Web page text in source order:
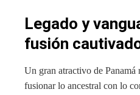
Legado y
fusión
Un gran atractivo de Panamá
fusionar lo ancestral con lo